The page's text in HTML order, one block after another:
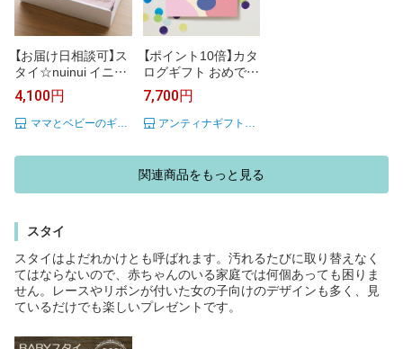
【お届け日相談可】ス
タイ☆nuinui イニシ
ャル入り ベビースタ
イギフト 【出産祝い
ギフト】赤ちゃん ス
祝い 男の子 女の子
4,100円
ママとベビーのギフト リシュマム
【ポイント10倍】カタ
ログギフト おめでと
セレクション ギフト
セット ＜ゆらゆら＞
出産 祝い ギフト 子
い カタログ ギフト
引っ越し 絵本 パズ
ル お祝い おめでと
7,700円
アンティナギフトスタジオ
関連商品をもっと見る
スタイ
スタイはよだれかけとも呼ばれます。汚れるたびに取り替えなく
てはならないので、赤ちゃんのいる家庭では何個あっても困りま
せん。レースやリボンが付いた女の子向けのデザインも多く、見
ているだけでも楽しいプレゼントです。